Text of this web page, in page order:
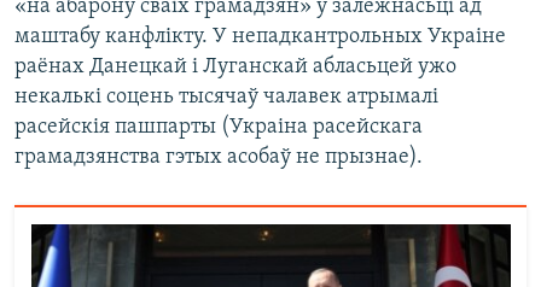
«на абарону сваіх грамадзян» у залежнасьці ад
маштабу канфлікту. У непадкантрольных Украіне
раёнах Данецкай і Луганскай абласьцей ужо
некалькі соцень тысячаў чалавек атрымалі
расейскія пашпарты (Украіна расейскага
грамадзянства гэтых асобаў не прызнае).